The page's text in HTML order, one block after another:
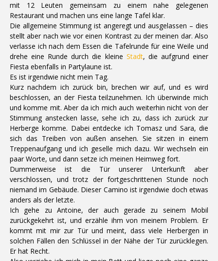
mit 12 Leuten gemeinsam zu einem nahe gelegenen
Restaurant und machen uns eine lange Tafel klar.
Die allgemeine Stimmung ist angeregt und ausgelassen – dies
stellt aber nach wie vor einen Kontrast zu der meinen dar. Also
verlasse ich nach dem Essen die Tafelrunde für eine Weile und
drehe eine Runde durch die kleine Stadt, die aufgrund einer
Fiesta ebenfalls in Partylaune ist.
Es ist irgendwie nicht mein Tag.
Kurz nachdem ich zurück bin, brechen wir auf, und es wird
beschlossen, an der Fiesta teilzunehmen. Ich überwinde mich
und komme mit. Aber da ich mich auch weiterhin nicht von der
Stimmung anstecken lasse, sehe ich zu, dass ich zurück zur
Herberge komme. Dabei entdecke ich Tomasz und Sara, die
sich das Treiben von außen ansehen. Sie sitzen in einem
Treppenaufgang und ich geselle mich dazu. Wir wechseln ein
paar Worte, und dann setze ich meinen Heimweg fort.
Dummerweise ist die Tür unserer Unterkunft aber
verschlossen, und trotz der fortgeschrittenen Stunde noch
niemand im Gebäude. Dieser Camino ist irgendwie doch etwas
anders als der letzte.
Ich gehe zu Antoine, der auch gerade zu seinem Mobil
zurückgekehrt ist, und erzähle ihm von meinem Problem. Er
kommt mit mir zur Tür und meint, dass viele Herbergen in
solchen Fällen den Schlüssel in der Nähe der Tür zurücklegen.
Er hat Recht.